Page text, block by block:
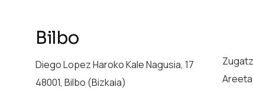
Bilbo
Diego Lopez Haroko Kale Nagusia, 17
48001, Bilbo (Bizkaia)